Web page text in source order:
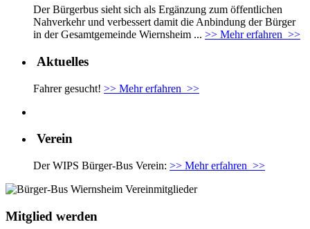
Der Bürgerbus sieht sich als Ergänzung zum öffentlichen
Nahverkehr und verbessert damit die Anbindung der Bürger
in der Gesamtgemeinde Wiernsheim ... >> Mehr erfahren >>
Aktuelles
Fahrer gesucht! >> Mehr erfahren >>
Verein
Der WIPS Bürger-Bus Verein: >> Mehr erfahren >>
Mitglied werden